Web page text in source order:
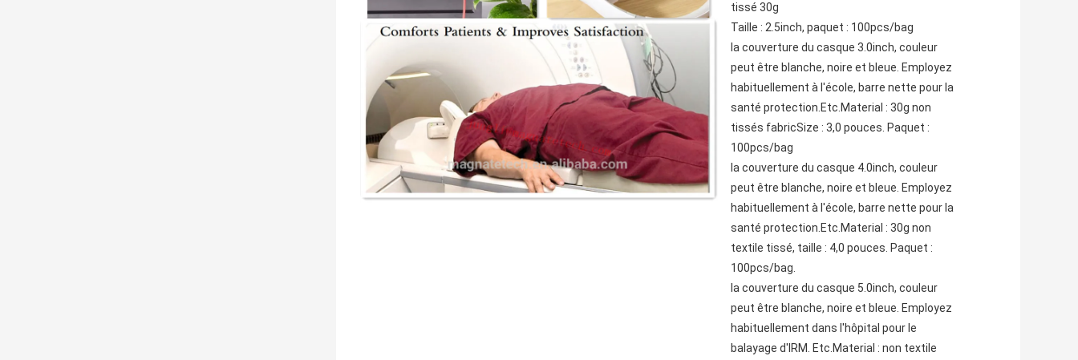
tissé 30g
Taille : 2.5inch, paquet : 100pcs/bag
la couverture du casque 3.0inch, couleur
peut être blanche, noire et bleue. Employez
habituellement à l'école, barre nette pour la
santé protection.Etc.Material : 30g non
tissés fabricSize : 3,0 pouces. Paquet :
100pcs/bag
la couverture du casque 4.0inch, couleur
peut être blanche, noire et bleue. Employez
habituellement à l'école, barre nette pour la
santé protection.Etc.Material : 30g non
textile tissé, taille : 4,0 pouces. Paquet :
100pcs/bag.
la couverture du casque 5.0inch, couleur
peut être blanche, noire et bleue. Employez
habituellement dans l'hôpital pour le
balayage d'IRM. Etc.Material : non textile